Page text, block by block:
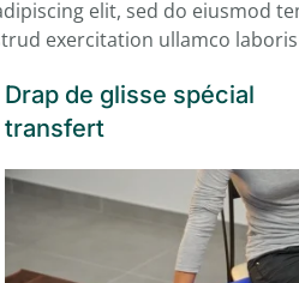
elit, sed do eiusmod
exercitation ullamco
Drap de glisse spécial
transfert